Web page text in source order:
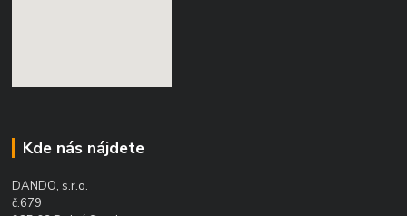
Kde nás nájdete
DANDO, s.r.o.
č.679